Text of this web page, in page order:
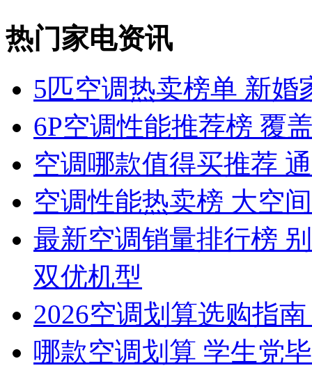
热门家电资讯
5匹空调热卖榜单 新
6P空调性能推荐榜 覆
空调哪款值得买推荐
空调性能热卖榜 大空
最新空调销量排行榜
双优机型
2026空调划算选购指
哪款空调划算 学生党